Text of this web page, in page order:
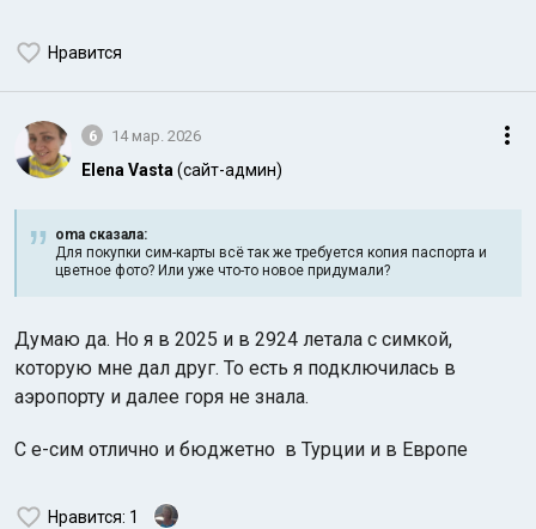
Нравится
6 14 мар. 2026
Elena Vasta (сайт-админ)
oma сказалa:
Для покупки сим-карты всё так же требуется копия паспорта и
цветное фото? Или уже что-то новое придумали?
Думаю да. Но я в 2025 и в 2924 летала с симкой,
которую мне дал друг. То есть я подключилась в
аэропорту и далее горя не знала.
С е-сим отлично и бюджетно в Турции и в Европе
Нравится: 1